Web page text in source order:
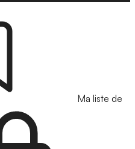
Ma liste de